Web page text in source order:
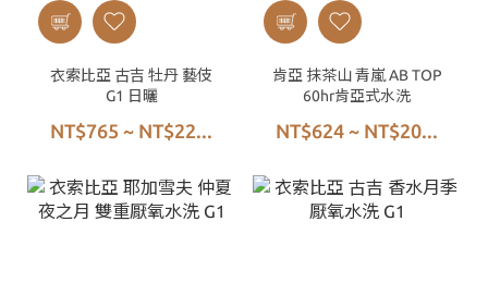
衣索比亞 古吉 牡丹 藝伎
G1 日曬
NT$765 ~ NT$22...
肯亞 抹茶山 青嵐 AB TOP
60hr肯亞式水洗
NT$624 ~ NT$20...